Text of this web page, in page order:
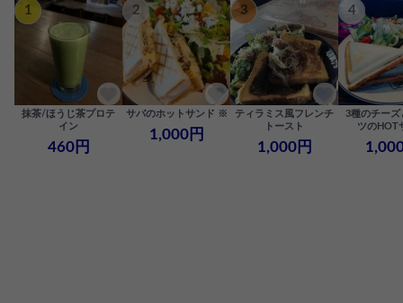
1
抹茶/ほうじ茶プロテ
イン
460円
2
サバのホットサンド ※
1,000円
3
ティラミス風フレンチ
トースト
1,000円
4
3種のチーズ
ツのHOT